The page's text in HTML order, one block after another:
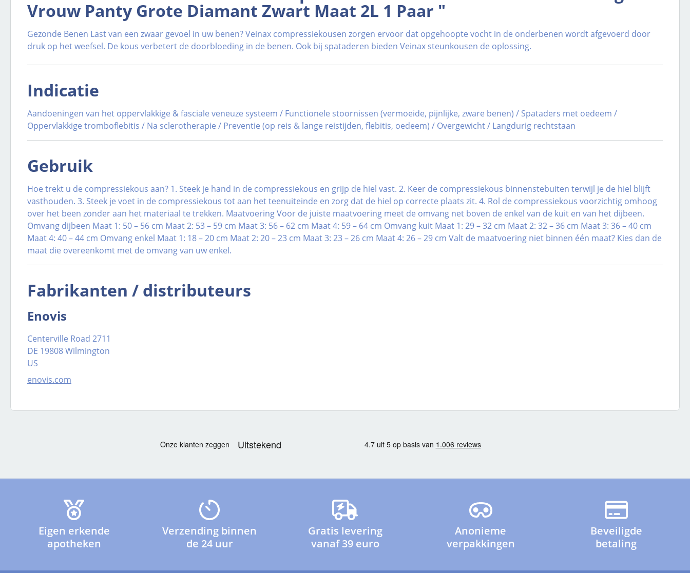
Vrouw Panty Grote Diamant Zwart Maat 2L 1 Paar "
Gezonde Benen Last van een zwaar gevoel in uw benen? Veinax compressiekousen zorgen ervoor dat opgehoopte vocht in de onderbenen wordt afgevoerd door
druk op het weefsel. De kous verbetert de doorbloeding in de benen. Ook bij spataderen bieden Veinax steunkousen de oplossing.
Indicatie
Aandoeningen van het oppervlakkige & fasciale veneuze systeem / Functionele stoornissen (vermoeide, pijnlijke, zware benen) / Spataders met oedeem /
Oppervlakkige tromboflebitis / Na sclerotherapie / Preventie (op reis & lange reistijden, flebitis, oedeem) / Overgewicht / Langdurig rechtstaan
Gebruik
Hoe trekt u de compressiekous aan? 1. Steek je hand in de compressiekous en grijp de hiel vast. 2. Keer de compressiekous binnenstebuiten terwijl je de hiel blijft
vasthouden. 3. Steek je voet in de compressiekous tot aan het teenuiteinde en zorg dat de hiel op correcte plaats zit. 4. Rol de compressiekous voorzichtig omhoog
over het been zonder aan het materiaal te trekken. Maatvoering Voor de juiste maatvoering meet de omvang net boven de enkel van de kuit en van het dijbeen.
Omvang dijbeen Maat 1: 50 – 56 cm Maat 2: 53 – 59 cm Maat 3: 56 – 62 cm Maat 4: 59 – 64 cm Omvang kuit Maat 1: 29 – 32 cm Maat 2: 32 – 36 cm Maat 3: 36 – 40 cm
Maat 4: 40 – 44 cm Omvang enkel Maat 1: 18 – 20 cm Maat 2: 20 – 23 cm Maat 3: 23 – 26 cm Maat 4: 26 – 29 cm Valt de maatvoering niet binnen één maat? Kies dan de
maat die overeenkomt met de omvang van uw enkel.
Fabrikanten / distributeurs
Enovis
Centerville Road 2711
DE 19808 Wilmington
US
enovis.com
Eigen erkende
apotheken
Verzending binnen
de 24 uur
Gratis levering
vanaf 39 euro
Anonieme
verpakkingen
Beveiligde
betaling